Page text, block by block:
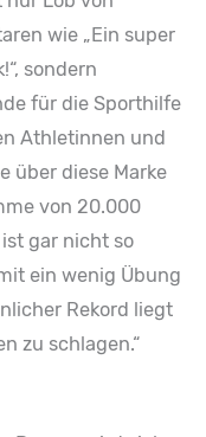
wie „Ein super
sondern
für die Sporthilfe
Athletinnen und
über diese Marke
von 20.000
ist gar nicht so
ein wenig Übung
Rekord liegt
zu schlagen.“